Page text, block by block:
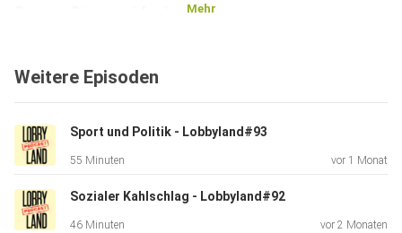
Susanne Götze und Annika Joeres
Tilo Jung https://www.youtube.com/c/tilojung Einmischen!
https://www.youtube.com/channel/UC0cBjDo7oyqG0O7kr
bxQc2w
Aufwachraum - Der Podcast mit Ricardo Lange
https://aufwachraum.blogs.julephosting.de/ halbzehn.fm -
Politik-Podcast von links!
Mehr
Weitere Episoden
Sport und Politik - Lobbyland#93
55 Minuten vor 1 Monat
Sozialer Kahlschlag - Lobbyland#92
46 Minuten vor 2 Monaten